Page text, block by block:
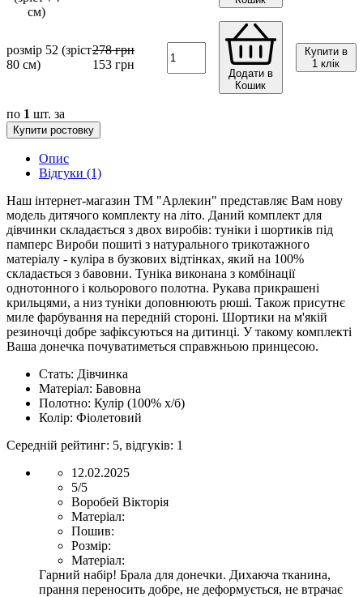
розмір 52 (зріст
80 см)
278грн
153грн
Додати в
Кошик
Купити в
1 клік
по 1 шт. за
Купити ростовку
Опис
Відгуки (1)
Наш інтернет-магазин ТМ "Арлекин" представляє Вам нову
модель дитячого комплекту на літо. Даний комплект для
дівчинки складається з двох виробів: туніки і шортиків під
памперс Вироби пошиті з натурального трикотажного
матеріалу - куліра в бузкових відтінках, який на 100%
складається з бавовни. Туніка виконана з комбінації
однотонного і кольорового полотна. Рукава прикрашені
крильцями, а низ туніки доповнюють рюші. Також присутнє
миле фарбування на передній стороні. Шортики на м'якій
резиночці добре зафіксуються на дитинці. У такому комплекті
Ваша донечка почуватиметься справжньою принцесою.
Стать: Дівчинка
Матеріал: Бавовна
Полотно: Кулір (100% х/б)
Колір: Фіолетовий
Середній рейтинг: 5, відгуків: 1
12.02.2025
5/5
Воробей Вікторія
Матеріал:
Пошив:
Розмір:
Матеріал:
Гарний набір! Брала для донечки. Дихаюча тканина,
прання переносить добре, не деформується, не втрачає